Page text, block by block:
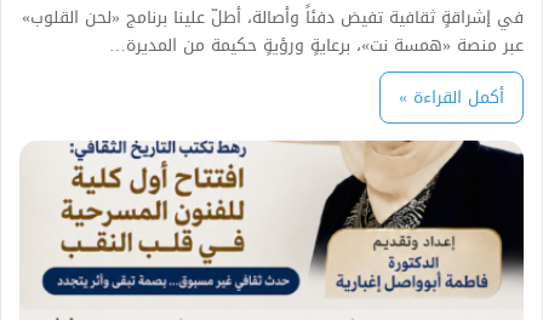
في إشراقةٍ ثقافية تفيض دفئاً وأصالة، أطلّ علينا برنامج «لحن القلوب»
عبر منصة «همسة نت»، برعايةٍ ورؤيةٍ حكيمة من المديرة…
أكمل القراءة »